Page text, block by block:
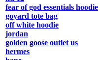
fear of god essentials hoodie
goyard tote bag
off white hoodie
jordan
golden goose outlet us
hermes